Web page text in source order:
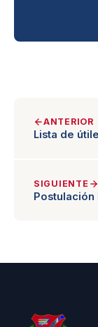
ANTERIOR
Lista de
SIGUIENTE